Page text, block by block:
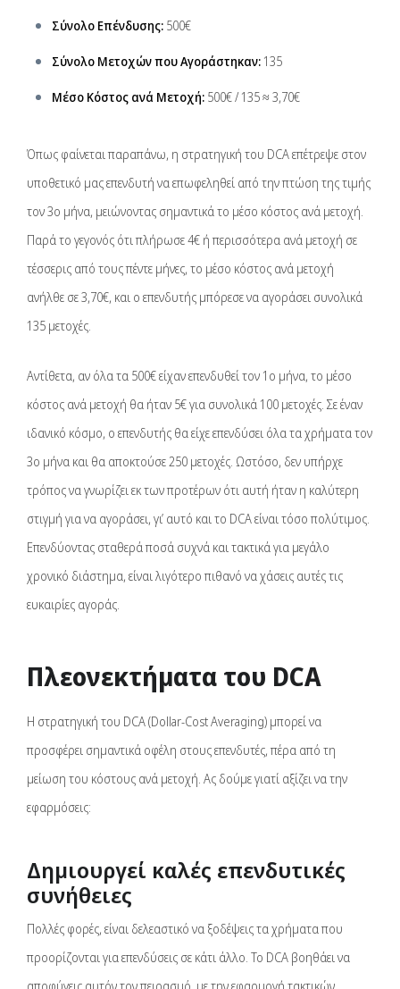
Σύνολο Επένδυσης: 500€
Σύνολο Μετοχών που Αγοράστηκαν: 135
Μέσο Κόστος ανά Μετοχή: 500€ / 135 ≈ 3,70€
Όπως φαίνεται παραπάνω, η στρατηγική του DCA επέτρεψε στον
υποθετικό μας επενδυτή να επωφεληθεί από την πτώση της τιμής
τον 3ο μήνα, μειώνοντας σημαντικά το μέσο κόστος ανά μετοχή.
Παρά το γεγονός ότι πλήρωσε 4€ ή περισσότερα ανά μετοχή σε
τέσσερις από τους πέντε μήνες, το μέσο κόστος ανά μετοχή
ανήλθε σε 3,70€, και ο επενδυτής μπόρεσε να αγοράσει συνολικά
135 μετοχές.
Αντίθετα, αν όλα τα 500€ είχαν επενδυθεί τον 1ο μήνα, το μέσο
κόστος ανά μετοχή θα ήταν 5€ για συνολικά 100 μετοχές. Σε έναν
ιδανικό κόσμο, ο επενδυτής θα είχε επενδύσει όλα τα χρήματα τον
3ο μήνα και θα αποκτούσε 250 μετοχές. Ωστόσο, δεν υπήρχε
τρόπος να γνωρίζει εκ των προτέρων ότι αυτή ήταν η καλύτερη
στιγμή για να αγοράσει, γι’ αυτό και το DCA είναι τόσο πολύτιμος.
Επενδύοντας σταθερά ποσά συχνά και τακτικά για μεγάλο
χρονικό διάστημα, είναι λιγότερο πιθανό να χάσεις αυτές τις
ευκαιρίες αγοράς.
Πλεονεκτήματα του DCA
Η στρατηγική του DCA (Dollar-Cost Averaging) μπορεί να
προσφέρει σημαντικά οφέλη στους επενδυτές, πέρα από τη
μείωση του κόστους ανά μετοχή. Ας δούμε γιατί αξίζει να την
εφαρμόσεις:
Δημιουργεί καλές επενδυτικές
συνήθειες
Πολλές φορές, είναι δελεαστικό να ξοδέψεις τα χρήματα που
προορίζονται για επενδύσεις σε κάτι άλλο. Το DCA βοηθάει να
αποφύγεις αυτόν τον πειρασμό, με την εφαρμογή τακτικών,